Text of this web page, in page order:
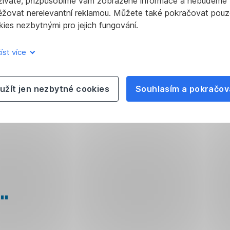
nerelevantní reklamou. Můžete také pokračovat
nezbytnými pro jejich fungování.
více
Souhlasím a
jen nezbytné cookies